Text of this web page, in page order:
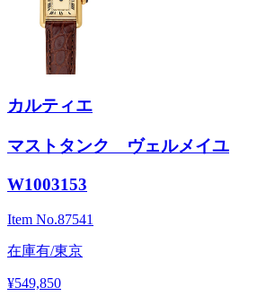
カルティエ
マストタンク ヴェルメイユ
W1003153
Item No.87541
在庫有/東京
¥549,850